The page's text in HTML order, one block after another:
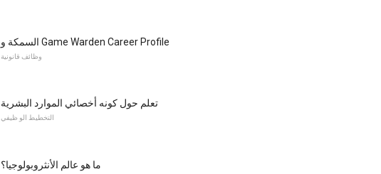
السمكة و Game Warden Career Profile
وظائف قانونية
تعلم حول كونه أخصائي الموارد البشرية
التخطيط الو ظيفي
ما هو عالم الأنثروبولوجيا؟